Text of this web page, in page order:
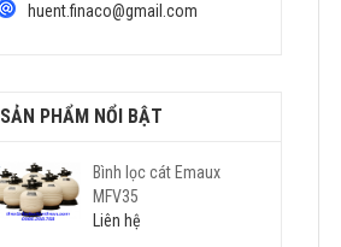
huent.finaco@gmail.com
SẢN PHẨM NỔI BẬT
Bình lọc cát Emaux
MFV35
Liên hệ